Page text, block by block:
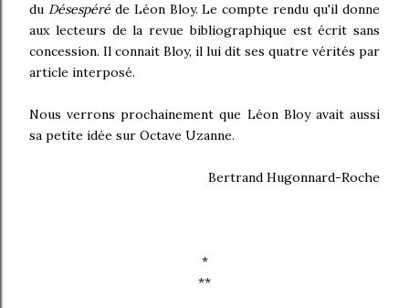
du Désespéréde Léon Bloy. Le compte rendu qu'il donne
aux lecteurs de la revue bibliographique est écrit sans
concession. Il connait Bloy, il lui dit ses quatre vérités par
article interposé.
Nous verrons prochainement que Léon Bloy avait aussi
sa petite idée sur Octave Uzanne.
Bertrand Hugonnard-Roche
*
**